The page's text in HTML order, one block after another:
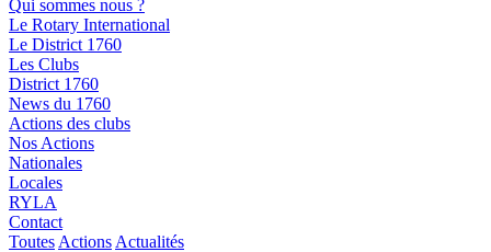
Qui sommes nous ?
Le Rotary International
Le District 1760
Les Clubs
District 1760
News du 1760
Actions des clubs
Nos Actions
Nationales
Locales
RYLA
Contact
Toutes Actions Actualités